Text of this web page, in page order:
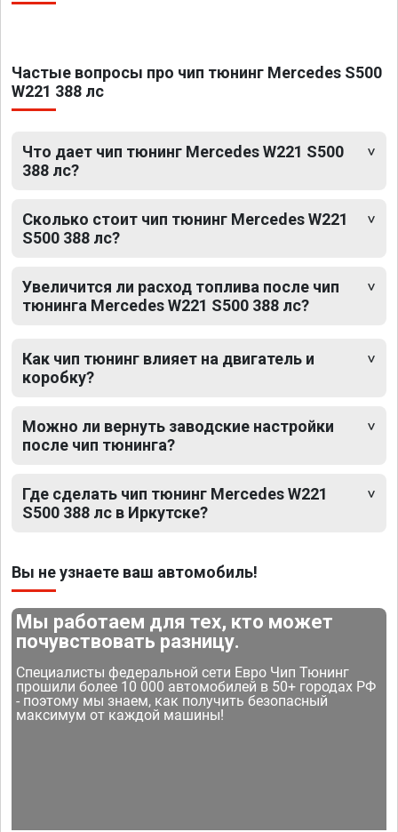
Частые вопросы про чип тюнинг Mercedes S500
W221 388 лс
Что дает чип тюнинг Mercedes W221 S500
388 лс?
Сколько стоит чип тюнинг Mercedes W221
S500 388 лс?
Увеличится ли расход топлива после чип
тюнинга Mercedes W221 S500 388 лс?
Как чип тюнинг влияет на двигатель и
коробку?
Можно ли вернуть заводские настройки
после чип тюнинга?
Где сделать чип тюнинг Mercedes W221
S500 388 лс в Иркутске?
Вы не узнаете ваш автомобиль!
Мы работаем для тех, кто может
почувствовать разницу.
Специалисты федеральной сети Евро Чип Тюнинг
прошили более 10 000 автомобилей в 50+ городах РФ
- поэтому мы знаем, как получить безопасный
максимум от каждой машины!